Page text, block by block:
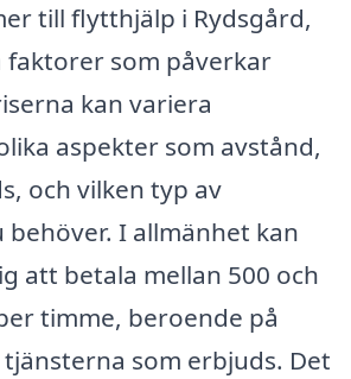
till flytthjälp i Rydsgård,
som påverkar
kan variera
aspekter som avstånd,
och vilken typ av
I allmänhet kan
att betala mellan 500 och
timme, beroende på
som erbjuds. Det